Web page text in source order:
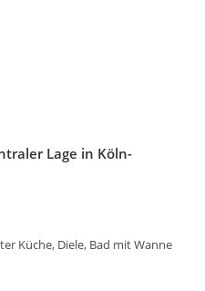
Lage in Köln-
Küche, Diele, Bad mit Wanne